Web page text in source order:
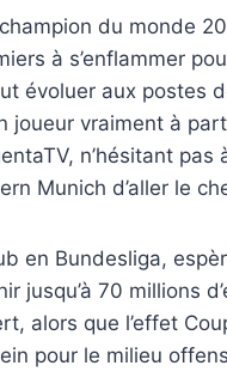
du monde
à s’enflammer
évoluer aux postes
joueur vraiment à
n’hésitant pas
Munich d’aller le
en Bundesliga,
jusqu’à 70 millions
alors que l’effet
pour le milieu